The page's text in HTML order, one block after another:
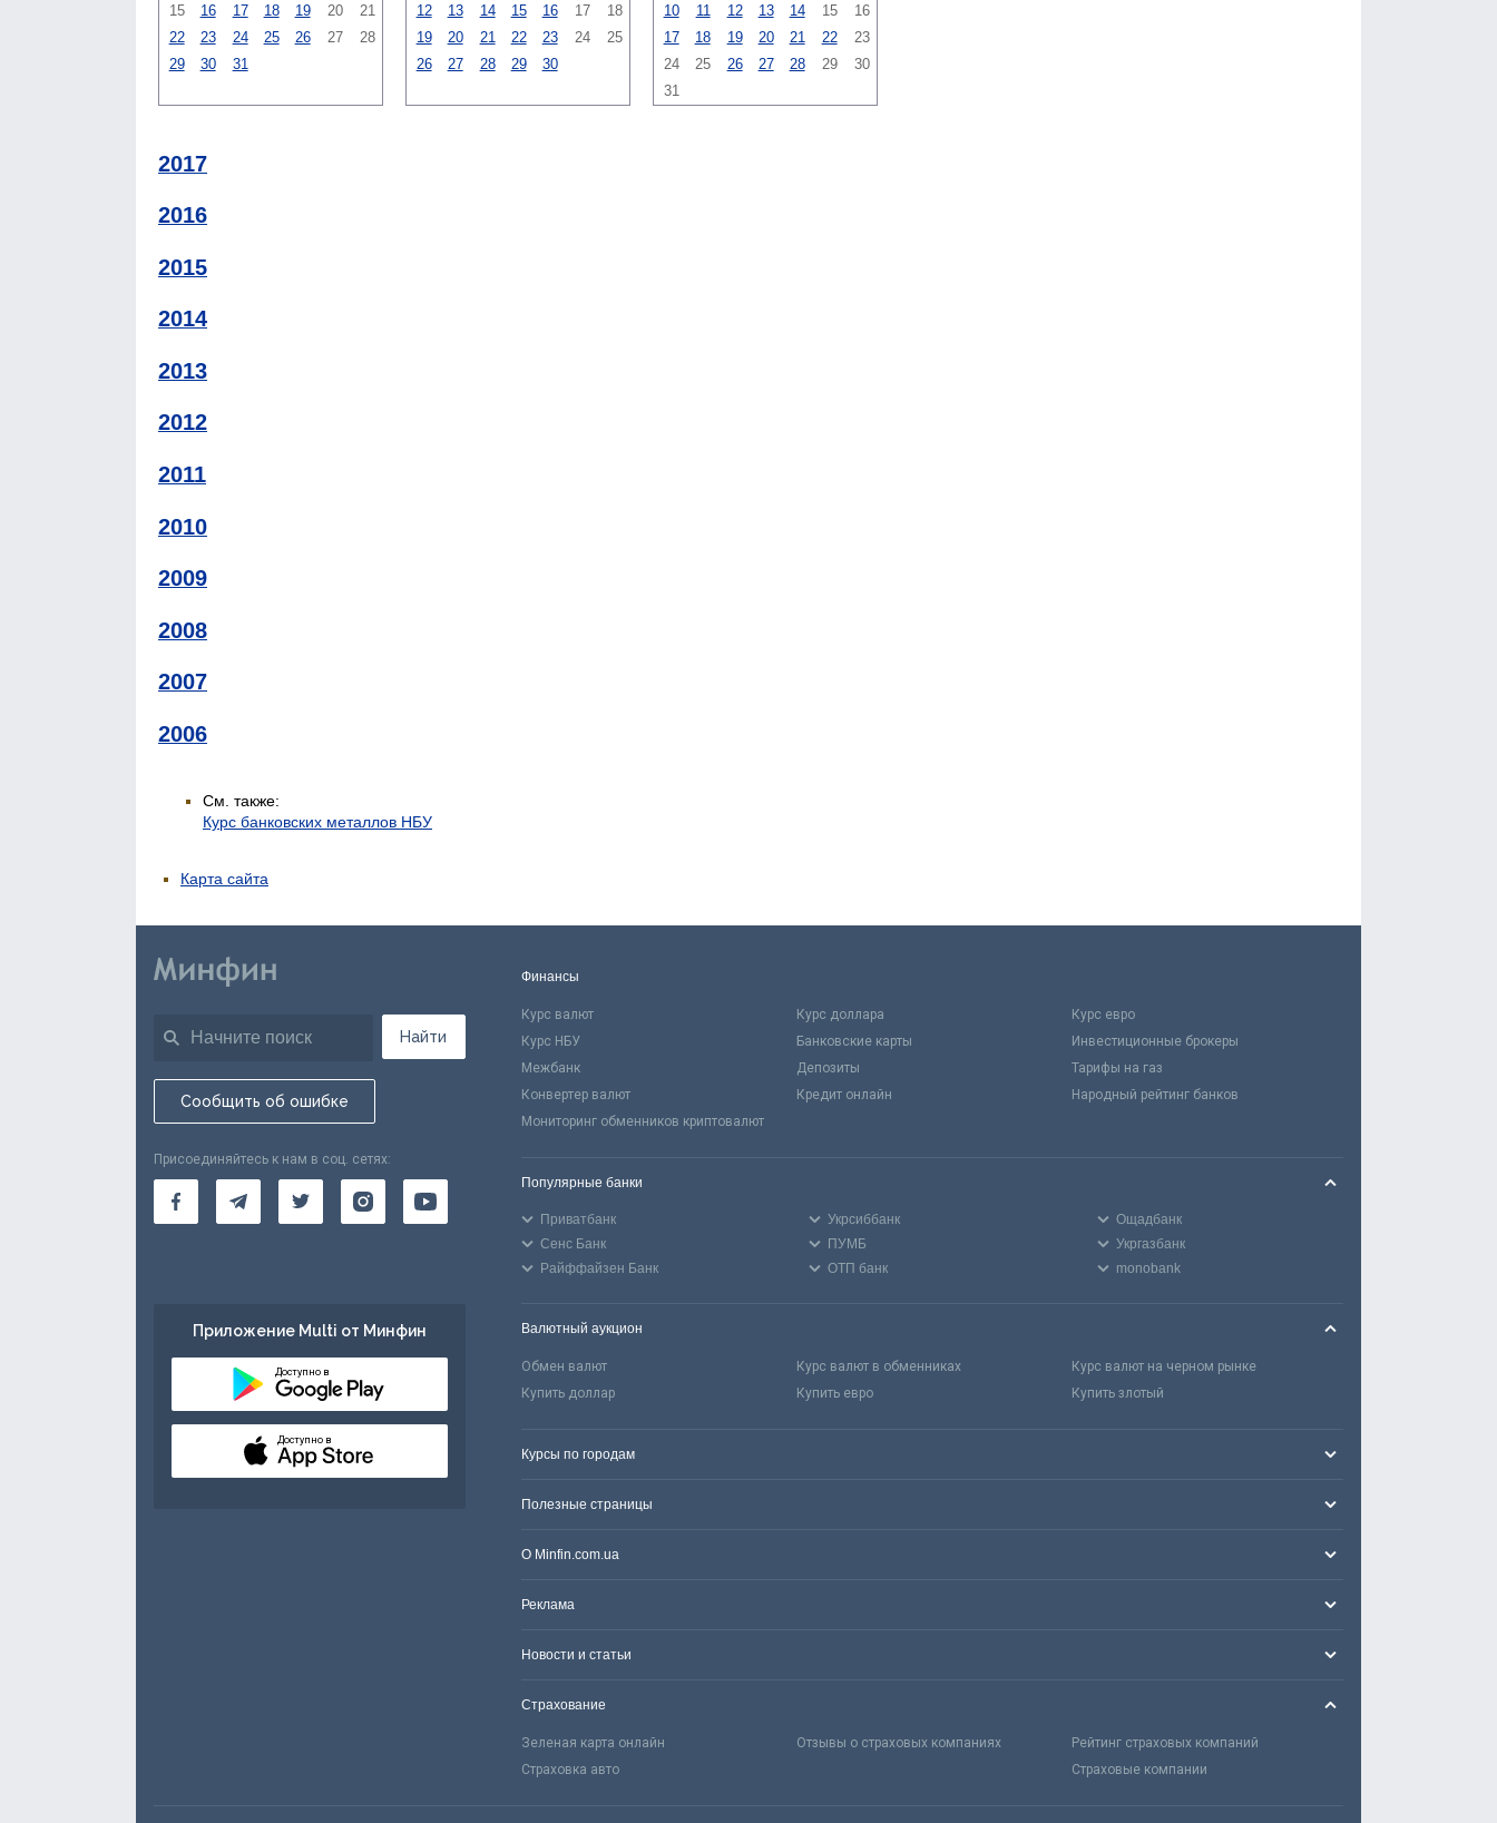
15
16 17 18 19 20
21
22
23 24 25 26 27
28
29
30 31
12
13 14 15 16 17
18
19
20 21 22 23 24
25
26
27 28 29 30
10
11 12 13 14 15
16
17
18 19 20 21 22
23
24
25 26 27 28 29
30
31
2017
2016
2015
2014
2013
2012
2011
2010
2009
2008
2007
2006
См. также:
Курс банковских металлов НБУ
Карта сайта
Найти
Сообщить об ошибке
Присоединяйтесь к нам в соц. сетях:
Приложение Multi от Минфин
Доступно в
Доступно в
Финансы
Курс валют Курс доллара
Курс евро
Курс НБУ
Банковские карты
Инвестиционные брокеры
Межбанк
Депозиты
Тарифы на газ
Конвертер валют
Кредит онлайн
Народный рейтинг банков
Мониторинг обменников криптовалют
Популярные банки
Приватбанк Укрсиббанк
Ощадбанк
Сенс Банк
ПУМБ
Укргазбанк
Райффайзен Банк
ОТП банк monobank
Валютный аукцион
Обмен валют Курс валют в обменниках
Курс валют на черном рынке
Купить доллар
Купить евро Купить злотый
Курсы по городам
Полезные страницы
О Minfin.com.ua
Реклама
Новости и статьи
Страхование
Зеленая карта онлайн Отзывы о страховых компаниях
Рейтинг страховых компаний
Страховка авто
Страховые компании